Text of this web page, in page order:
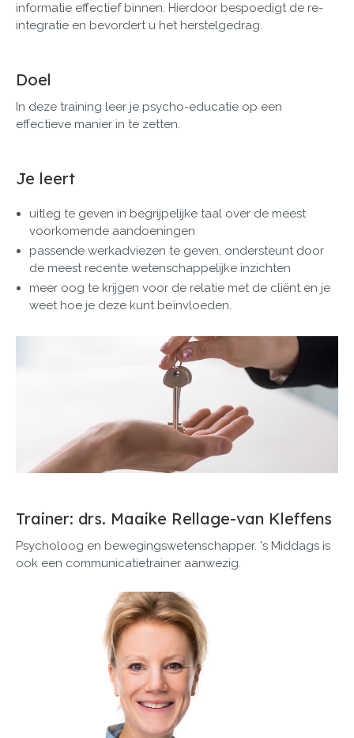
informatie effectief binnen. Hierdoor bespoedigt de re-
integratie en bevordert u het herstelgedrag.
Doel
In deze training leer je psycho-educatie op een
effectieve manier in te zetten.
Je leert
uitleg te geven in begrijpelijke taal over de meest
voorkomende aandoeningen
passende werkadviezen te geven, ondersteunt door
de meest recente wetenschappelijke inzichten
meer oog te krijgen voor de relatie met de cliënt en je
weet hoe je deze kunt beïnvloeden.
Trainer: drs. Maaike Rellage-van Kleffens
Psycholoog en bewegingswetenschapper. 's Middags is
ook een communicatietrainer aanwezig.